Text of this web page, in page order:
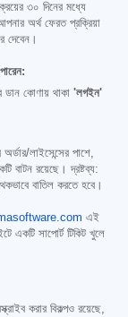
৩০ দিনের মধ্যে
অর্থ ফেরত প্রক্রিয়া
দেবেন।
কোণায় থাকা 'লগইন'
লাইসেন্সের পাশে,
বাটন রয়েছে। দ্রষ্টব্য:
বাতিল করতে হবে।
এই
একটি সাপোর্ট টিকিট খুলে
করার বিকল্পও রয়েছে,